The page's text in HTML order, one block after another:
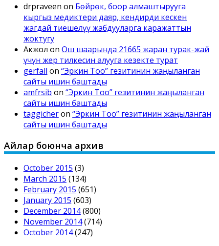
drpraveen on Бөйрөк, боор алмаштырууга
кыргыз медиктери даяр, кендирди кескен
жагдай тиешелүү жабдууларга каражаттын
жоктугу
Акжол on Ош шаарында 21665 жаран турак-жай
үчүн жер тилкесин алууга кезекте турат
gerfall on “Эркин Тоо” гезитинин жаңыланган
сайты ишин баштады
amfrsib on “Эркин Тоо” гезитинин жаңыланган
сайты ишин баштады
taggicheron “Эркин Тоо” гезитинин жаңыланган
сайты ишин баштады
Айлар боюнча архив
October 2015 (3)
March 2015 (134)
February 2015 (651)
January 2015 (603)
December 2014(800)
November 2014(714)
October 2014(247)